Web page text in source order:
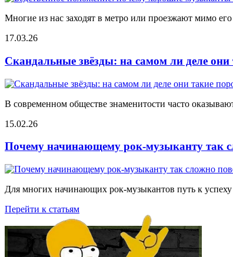
Многие из нас заходят в метро или проезжают мимо
17.03.26
Скандальные звёзды: на самом ли деле они
В современном обществе знаменитости часто
15.02.26
Почему начинающему рок-музыканту так
Для многих начинающих рок-музыкантов путь к
Перейти к статьям